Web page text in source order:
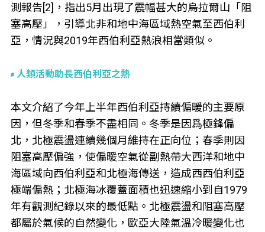
測報告[2]，指出5月出現了震幅甚大的烏拉爾山「阻
塞高壓」，引導北非和地中海區域熱空氣至西伯利
亞，情況與2019年西伯利亞熱浪相當類似。
人類活動助長西伯利亞之熱
本文介紹了今年上半年西伯利亞持續偏暖的主要原
因，但冬季和春季不盡相同。冬季是因爲極鋒偏
北，北極震盪連續幾個月維持在正向位；春季則因
阻塞高壓偏強，使偏暖空氣從副熱帶大西洋和地中
海區域向西伯利亞和北極海傳送，造成西西伯利亞
極端偏熱；北極海冰覆蓋面積也迅速縮小到自1979
年有觀測紀錄以來的最低點。北極震盪和阻塞高壓
都屬於氣候的自然變化，歐亞大陸氣溫冷暖變化也